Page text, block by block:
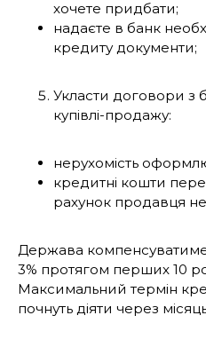
хочете придбати;
надаєте в банк
кредиту документи;
Укласти договори з
купівлі-продажу:
нерухомість
кредитні кошти
рахунок продавця
Держава
3% протягом перших 10
Максимальний термін
почнуть діяти через